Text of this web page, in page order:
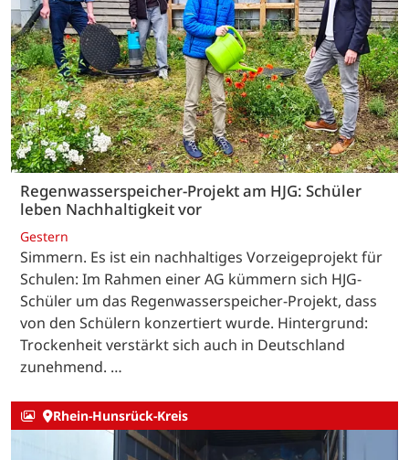
Regenwasserspeicher-Projekt am HJG: Schüler
leben Nachhaltigkeit vor
Gestern
Simmern. Es ist ein nachhaltiges Vorzeigeprojekt für
Schulen: Im Rahmen einer AG kümmern sich HJG-
Schüler um das Regenwasserspeicher-Projekt, dass
von den Schülern konzertiert wurde. Hintergrund:
Trockenheit verstärkt sich auch in Deutschland
zunehmend. …
Rhein-Hunsrück-Kreis